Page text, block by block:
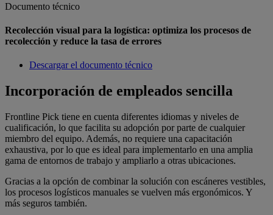
Documento técnico
Recolección visual para la logística: optimiza los procesos de
recolección y reduce la tasa de errores
Descargar el documento técnico
Incorporación de empleados sencilla
Frontline Pick tiene en cuenta diferentes idiomas y niveles de
cualificación, lo que facilita su adopción por parte de cualquier
miembro del equipo. Además, no requiere una capacitación
exhaustiva, por lo que es ideal para implementarlo en una amplia
gama de entornos de trabajo y ampliarlo a otras ubicaciones.
Gracias a la opción de combinar la solución con escáneres vestibles,
los procesos logísticos manuales se vuelven más ergonómicos. Y
más seguros también.